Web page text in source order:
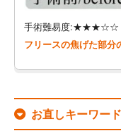
手術難易度:★★★☆☆
フリースの焦げた部分
お直しキーワード